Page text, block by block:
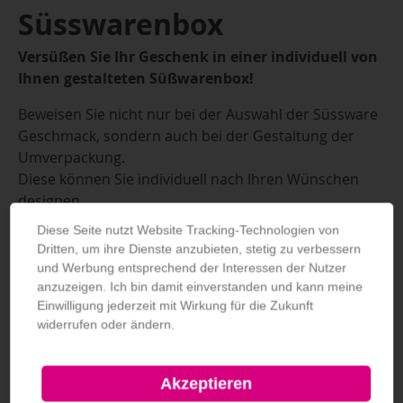
Süsswarenbox
Versüßen Sie Ihr Geschenk in einer individuell von
Ihnen gestalteten Süßwarenbox!
Beweisen Sie nicht nur bei der Auswahl der Süssware
Geschmack, sondern auch bei der Gestaltung der
Umverpackung.
Diese können Sie individuell nach Ihren Wünschen
designen.
Verarbeitung
Deckel als Stecksystem
Boden einfach
Ohne Verklebung
Diese Seite nutzt Website Tracking-Technologien von
Dritten, um ihre Dienste anzubieten, stetig zu verbessern
und Werbung entsprechend der Interessen der Nutzer
anzuzeigen. Ich bin damit einverstanden und kann meine
Einwilligung jederzeit mit Wirkung für die Zukunft
widerrufen oder ändern.
Akzeptieren